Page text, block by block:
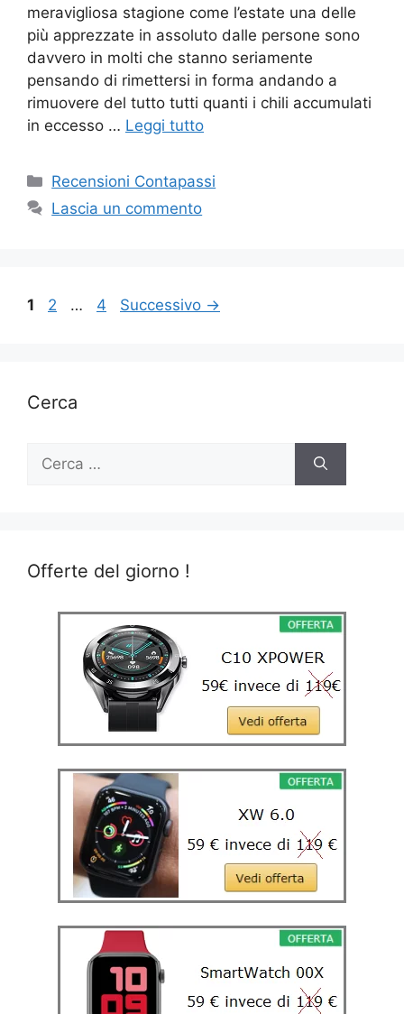
meravigliosa stagione come l’estate una delle
più apprezzate in assoluto dalle persone sono
davvero in molti che stanno seriamente
pensando di rimettersi in forma andando a
rimuovere del tutto tutti quanti i chili accumulati
in eccesso … Leggi tutto
Categorie
Recensioni Contapassi
Lascia un commento
Pagina
1 Pagina
2 … Pagina
4 Successivo →
Cerca
per:
Offerte del giorno !